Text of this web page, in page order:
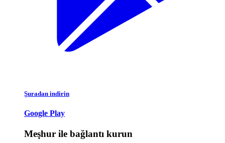
Şuradan indirin
Google Play
Meşhur ile bağlantı kurun